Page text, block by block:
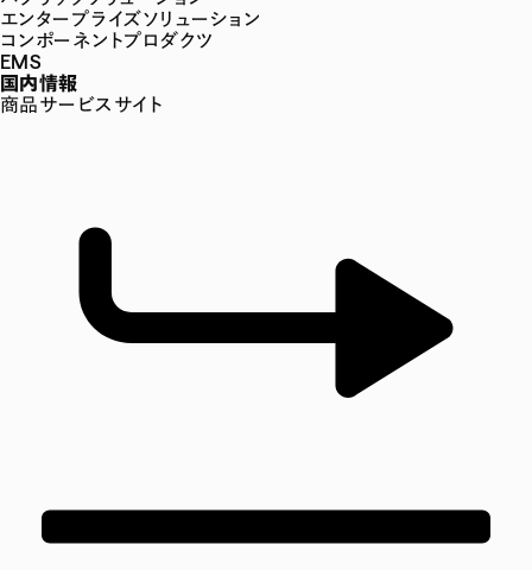
エンタープライズソリューション
コンポーネントプロダクツ
EMS
国内情報
商品サービスサイト